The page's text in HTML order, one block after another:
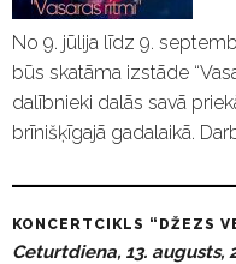
No 9. jūlija līdz 9.
būs skatāma izstāde
dalībnieki dalās savā
brīnišķīgajā gadalaikā.
KONCERTCIKLS “DŽEZS
Ceturtdiena, 13. augusts,